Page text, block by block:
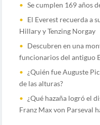
Se cumplen 169 años
El Everest recuerda a
Hillary y Tenzing Norgay
Descubren en una
funcionarios del antiguo
¿Quién fue Auguste
de las alturas?
¿Qué hazaña logró el
Franz Max von Parseval